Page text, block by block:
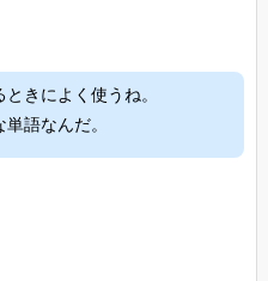
きによく使うね。
語なんだ。